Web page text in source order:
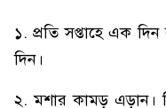
১. প্রতি সপ্তাহে এক
দিন।
২. মশার কামড় এড়ান।